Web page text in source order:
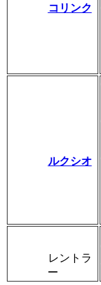
コリンク
ルクシオ
レントラ
ー